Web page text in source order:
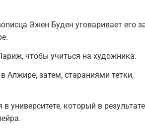
Эжен Буден уговаривает его
чтобы учиться на художника.
Алжире, затем, стараниями тетки,
университете, который в